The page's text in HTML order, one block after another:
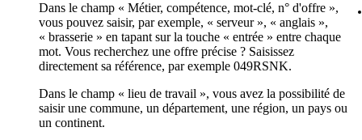
Dans le champ « Métier, compétence, mot-clé, n° d'offre »,
vous pouvez saisir, par exemple, « serveur », « anglais »,
« brasserie » en tapant sur la touche « entrée » entre chaque
mot. Vous recherchez une offre précise ? Saisissez
directement sa référence, par exemple 049RSNK.
Dans le champ « lieu de travail », vous avez la possibilité de
saisir une commune, un département, une région, un pays ou
un continent.